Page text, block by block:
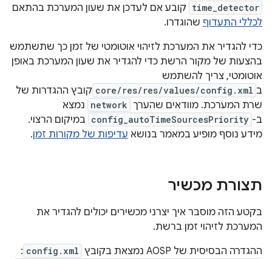
time_detector קובע אם לעדכן את שעון המערכת בהתאם
לכללי התעדוף שהוגדרו.
כדי להגדיר את המערכת לזיהוי אוטומטי של זמן כך שתשתמש
בהצעות של מקור הרשת כדי להגדיר את שעון המערכת באופן
אוטומטי, צריך להשתמש
ב core/res/res/values/config.xml קובץ ההגדרות של
שרת המערכת. מוודאים שהערך network נמצא
ב- config_autoTimeSourcesPriority במיקום הרצוי.
מידע נוסף מופיע במאמר בנושא עדיפות של מקורות זמן.
תצורת מכשיר
בקטע הזה מוסבר איך יצרני מכשירים יכולים להגדיר את
המערכת לזיהוי זמן ברשת.
ההגדרה הבסיסית של AOSP נמצאת בקובץ
config.xml
: